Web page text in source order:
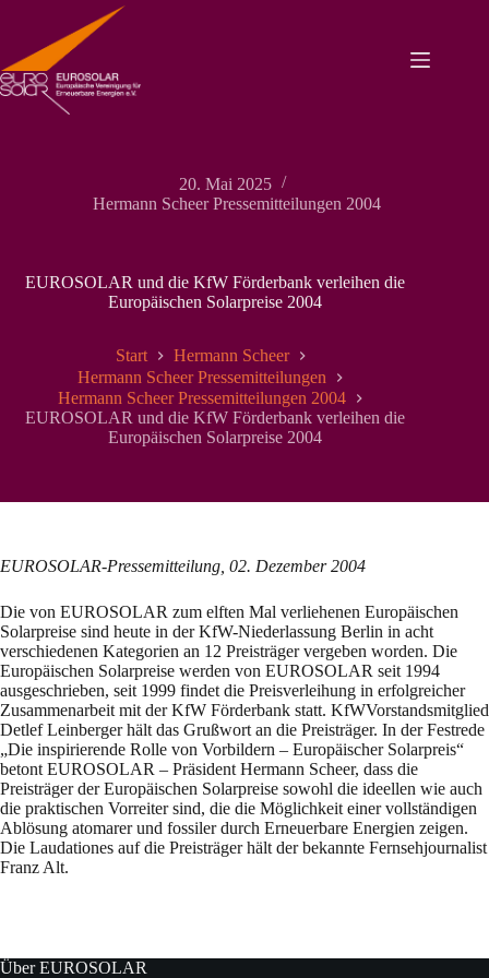
springen
20. Mai 2025
Hermann Scheer Pressemitteilungen 2004
EUROSOLAR und die KfW Förderbank verleihen die
Europäischen Solarpreise 2004
Start
Hermann Scheer
Hermann Scheer Pressemitteilungen
Hermann Scheer Pressemitteilungen 2004
EUROSOLAR und die KfW Förderbank verleihen die
Europäischen Solarpreise 2004
EUROSOLAR-Pressemitteilung, 02. Dezember 2004
Die von EUROSOLAR zum elften Mal verliehenen Europäischen
Solarpreise sind heute in der KfW-Niederlassung Berlin in acht
verschiedenen Kategorien an 12 Preisträger vergeben worden. Die
Europäischen Solarpreise werden von EUROSOLAR seit 1994
ausgeschrieben, seit 1999 findet die Preisverleihung in erfolgreicher
Zusammenarbeit mit der KfW Förderbank statt. KfWVorstandsmitglied
Detlef Leinberger hält das Grußwort an die Preisträger. In der Festrede
„Die inspirierende Rolle von Vorbildern – Europäischer Solarpreis“
betont EUROSOLAR – Präsident Hermann Scheer, dass die
Preisträger der Europäischen Solarpreise sowohl die ideellen wie auch
die praktischen Vorreiter sind, die die Möglichkeit einer vollständigen
Ablösung atomarer und fossiler durch Erneuerbare Energien zeigen.
Die Laudationes auf die Preisträger hält der bekannte Fernsehjournalist
Franz Alt.
Über EUROSOLAR